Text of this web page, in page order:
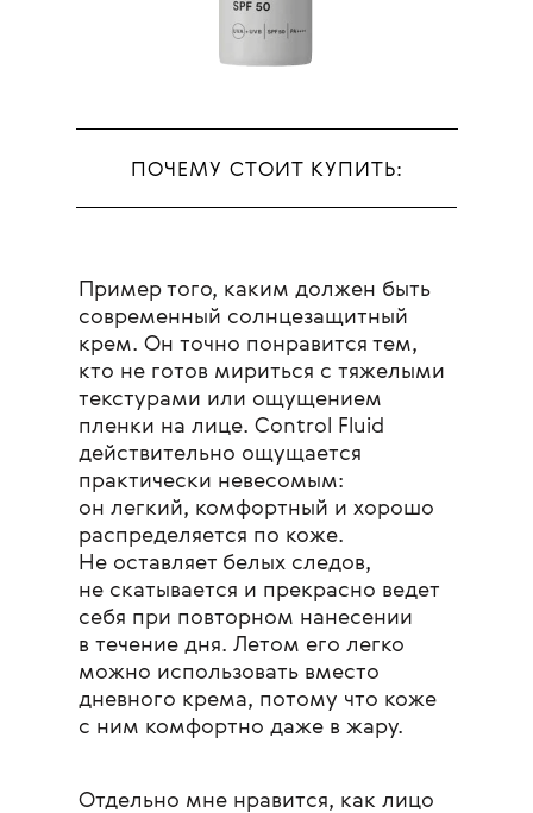
ПОЧЕМУ СТОИТ КУПИТЬ:
Пример того, каким должен быть
современный солнцезащитный
крем. Он точно понравится тем,
кто не готов мириться с тяжелыми
текстурами или ощущением
пленки на лице. Control Fluid
действительно ощущается
практически невесомым:
он легкий, комфортный и хорошо
распределяется по коже.
Не оставляет белых следов,
не скатывается и прекрасно ведет
себя при повторном нанесении
в течение дня. Летом его легко
можно использовать вместо
дневного крема, потому что коже
с ним комфортно даже в жару.
Отдельно мне нравится, как лицо